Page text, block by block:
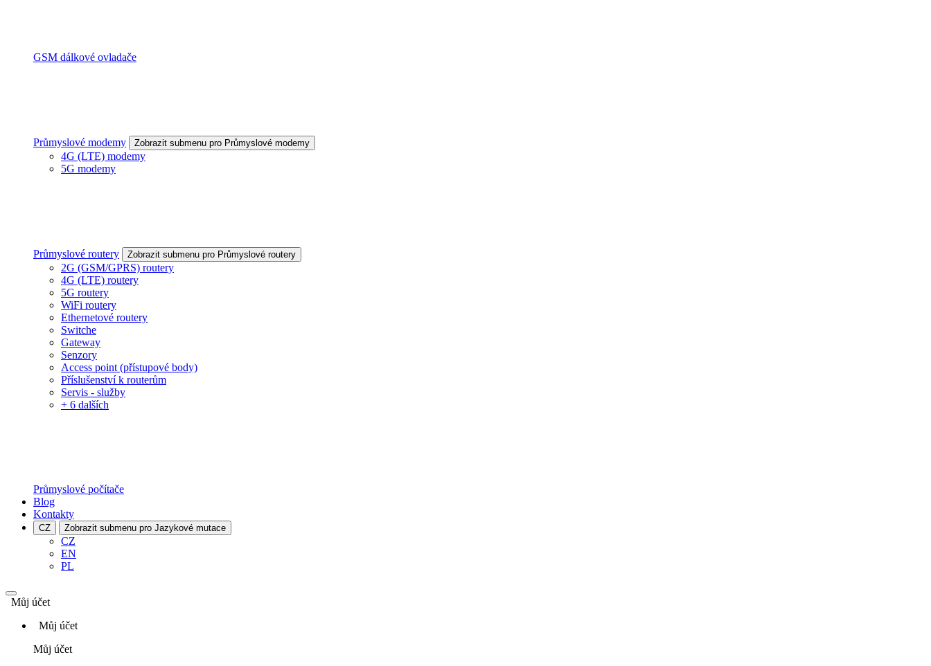
GSM dálkové ovladače
Průmyslové modemy Zobrazit submenu pro Průmyslové modemy
4G (LTE) modemy
5G modemy
Průmyslové routery Zobrazit submenu pro Průmyslové routery
2G (GSM/GPRS) routery
4G (LTE) routery
5G routery
WiFi routery
Ethernetové routery
Switche
Gateway
Senzory
Access point (přístupové body)
Příslušenství k routerům
Servis - služby
+ 6 dalších
Průmyslové počítače
Blog
Kontakty
CZ Zobrazit submenu pro Jazykové mutace
CZ
EN
PL
Můj účet
Můj účet
Můj účet